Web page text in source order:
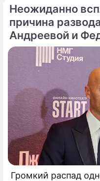
Неожиданно
причина
Андреевой и
Громкий распад